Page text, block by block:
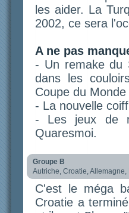
les aider. La
2002, ce sera
A ne pas
- Un remake du
dans les
Coupe du Monde
- La nouvelle
- Les jeux de
Quaresmoi.
Groupe B
Autriche, Croatie, Allemagne,
C'est le méga
Croatie a